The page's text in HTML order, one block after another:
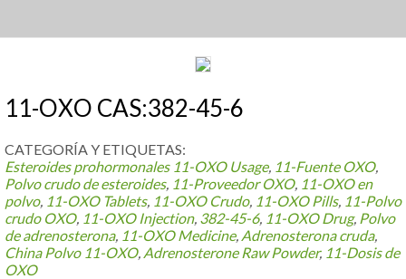
11-OXO CAS:382-45-6
CATEGORÍA Y ETIQUETAS:
Esteroides prohormonales 11-OXO Usage, 11-Fuente OXO,
Polvo crudo de esteroides, 11-Proveedor OXO, 11-OXO en
polvo, 11-OXO Tablets, 11-OXO Crudo, 11-OXO Pills, 11-Polvo
crudo OXO, 11-OXO Injection, 382-45-6, 11-OXO Drug, Polvo
de adrenosterona, 11-OXO Medicine, Adrenosterona cruda,
China Polvo 11-OXO, Adrenosterone Raw Powder, 11-Dosis de
OXO